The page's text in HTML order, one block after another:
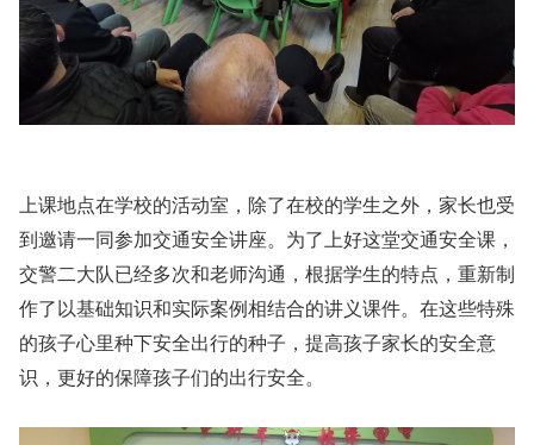
上课地点在学校的活动室，除了在校的学生之外，家长也受
到邀请一同参加交通安全讲座。为了上好这堂交通安全课，
交警二大队已经多次和老师沟通，根据学生的特点，重新制
作了以基础知识和实际案例相结合的讲义课件。在这些特殊
的孩子心里种下安全出行的种子，提高孩子家长的安全意
识，更好的保障孩子们的出行安全。